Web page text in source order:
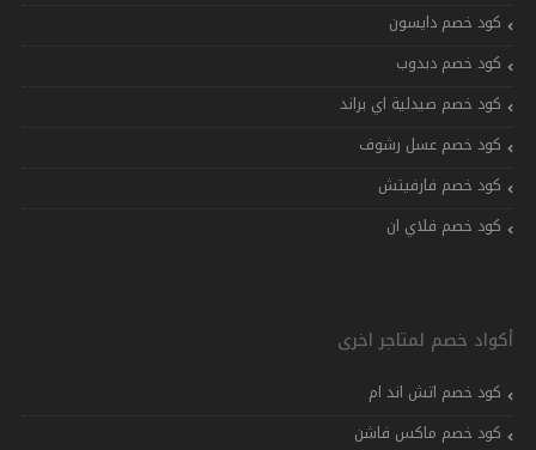
كود خصم دايسون
كود خصم دبدوب
كود خصم صيدلية اي براند
كود خصم عسل رشوف
كود خصم فارفيتش
كود خصم فلاي ان
أكواد خصم لمتاجر اخرى
كود خصم اتش اند ام
كود خصم ماكس فاشن